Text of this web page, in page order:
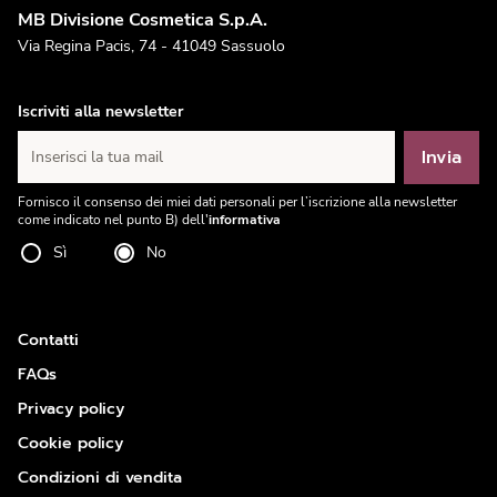
MB Divisione Cosmetica S.p.A.
Via Regina Pacis, 74 - 41049 Sassuolo
Iscriviti alla newsletter
Inserisci la tua mail Invia
Fornisco il consenso dei miei dati personali per l’iscrizione alla newsletter
come indicato nel punto B) dell'informativa
Sì No
Contatti
FAQs
Privacy policy
Cookie policy
Condizioni di vendita